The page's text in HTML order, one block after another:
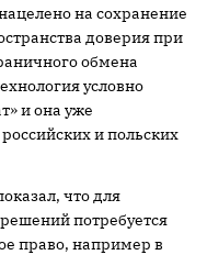
на сохранение
доверия при
обмена
условно
и она уже
и польских
что для
потребуется
право, например в